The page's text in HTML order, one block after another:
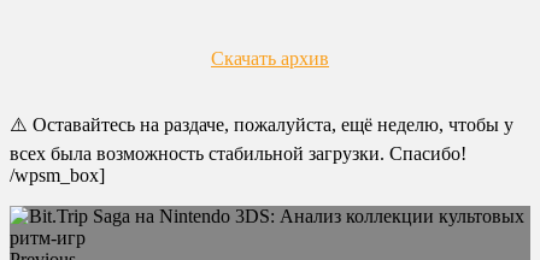
Скачать архив
⚠️ Оставайтесь на раздаче, пожалуйста, ещё неделю, чтобы у
всех была возможность стабильной загрузки. Спасибо!
/wpsm_box]